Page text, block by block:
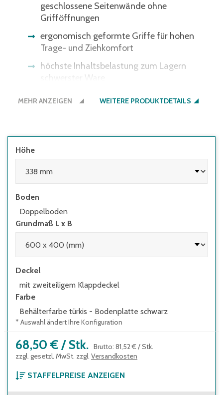
geschlossene Seitenwände ohne
Grifföffnungen
ergonomisch geformte Griffe für hohen
Trage- und Ziehkomfort
höchste Inhaltsbelastung zum Lagern
schwerster Ware
Ware durch Deckel geschützt
schwarze Bodenfarbe nicht - gerne bieten
Behälterfarbe an.
MEHR ANZEIGEN WEITERE PRODUKTDETAILS
Höhe
Boden
Doppelboden
Grundmaß L x B
Deckel
mit zweiteiligem Klappdeckel
Farbe
Behälterfarbe türkis - Bodenplatte schwarz
* Auswahl ändert Ihre Konfiguration
68,50 € / Stk. Brutto: 81,52 € /Stk.
zzgl. gesetzl. MwSt. zzgl. Versandkosten
STAFFELPREISE ANZEIGEN